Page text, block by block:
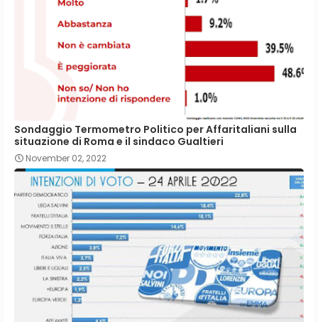
Sondaggio Termometro Politico per Affaritaliani sulla
situazione di Roma e il sindaco Gualtieri
November 02, 2022